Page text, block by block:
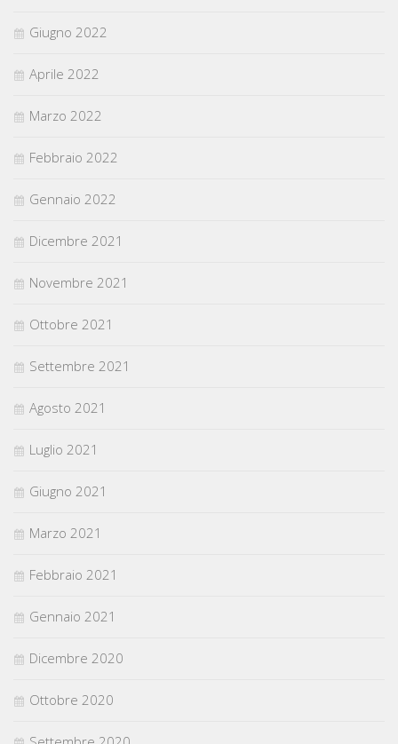
Giugno 2022
Aprile 2022
Marzo 2022
Febbraio 2022
Gennaio 2022
Dicembre 2021
Novembre 2021
Ottobre 2021
Settembre 2021
Agosto 2021
Luglio 2021
Giugno 2021
Marzo 2021
Febbraio 2021
Gennaio 2021
Dicembre 2020
Ottobre 2020